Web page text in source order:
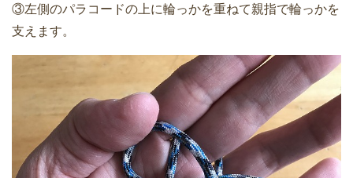
③左側のパラコードの上に輪っかを重ねて親指で輪っかを
支えます。